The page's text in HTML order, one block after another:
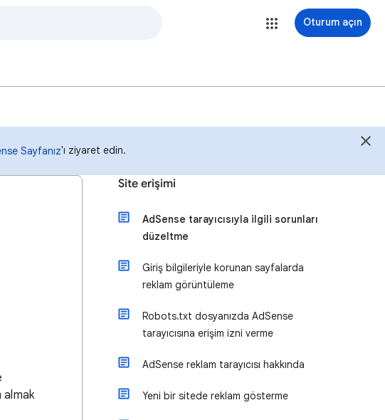
Oturum açın
Sayfanız'ı ziyaret edin.
almak
Site erişimi
AdSense tarayıcısıyla ilgili sorunları
düzeltme
Giriş bilgileriyle korunan sayfalarda
reklam görüntüleme
Robots.txt dosyanızda AdSense
tarayıcısına erişim izni verme
AdSense reklam tarayıcısı hakkında
Yeni bir sitede reklam gösterme